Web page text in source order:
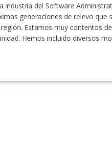
industria del Software
generaciones de relevo que
Estamos muy contentos
Hemos incluido diversos